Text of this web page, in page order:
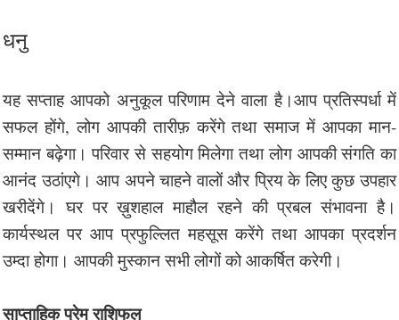
धनु
यह सप्ताह आपको अनुकूल परिणाम देने वाला है।आप प्रतिस्पर्धा में
सफल होंगे, लोग आपकी तारीफ़ करेंगे तथा समाज में आपका मान-
सम्मान बढ़ेगा। परिवार से सहयोग मिलेगा तथा लोग आपकी संगति का
आनंद उठांएगे। आप अपने चाहने वालों और प्रिय के लिए कुछ उपहार
खरीदेंगे। घर पर ख़ुशहाल माहौल रहने की प्रबल संभावना है।
कार्यस्थल पर आप प्रफुल्लित महसूस करेंगे तथा आपका प्रदर्शन
उम्दा होगा। आपकी मुस्कान सभी लोगों को आकर्षित करेगी।
साप्ताहिक प्रेम राशिफल